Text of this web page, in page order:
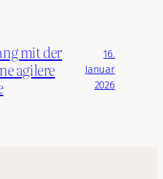
mit der
agilere
16.
Januar
2026